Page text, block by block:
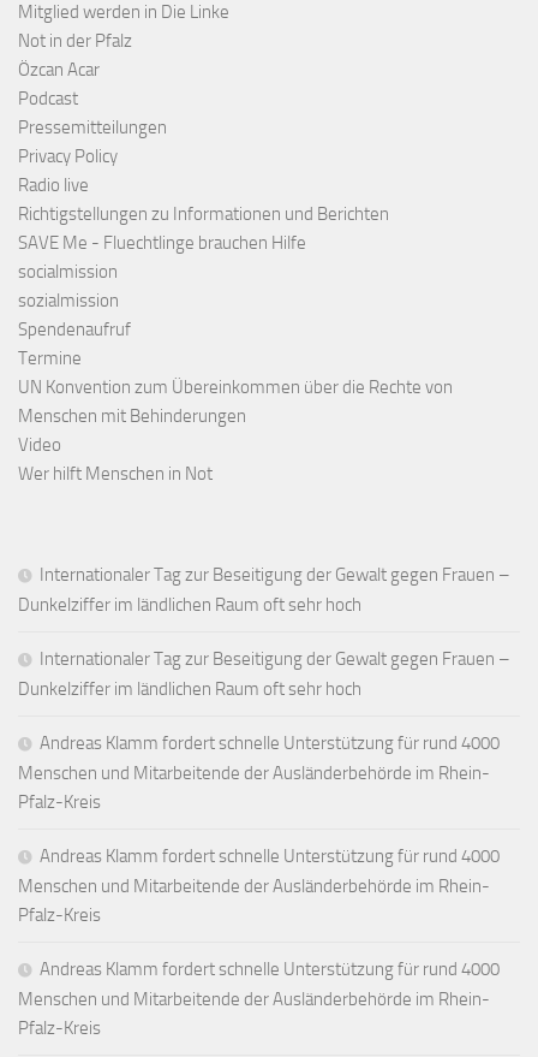
Mitglied werden in Die Linke
Not in der Pfalz
Özcan Acar
Podcast
Pressemitteilungen
Privacy Policy
Radio live
Richtigstellungen zu Informationen und Berichten
SAVE Me - Fluechtlinge brauchen Hilfe
socialmission
sozialmission
Spendenaufruf
Termine
UN Konvention zum Übereinkommen über die Rechte von
Menschen mit Behinderungen
Video
Wer hilft Menschen in Not
Internationaler Tag zur Beseitigung der Gewalt gegen Frauen –
Dunkelziffer im ländlichen Raum oft sehr hoch
Internationaler Tag zur Beseitigung der Gewalt gegen Frauen –
Dunkelziffer im ländlichen Raum oft sehr hoch
Andreas Klamm fordert schnelle Unterstützung für rund 4000
Menschen und Mitarbeitende der Ausländerbehörde im Rhein-
Pfalz-Kreis
Andreas Klamm fordert schnelle Unterstützung für rund 4000
Menschen und Mitarbeitende der Ausländerbehörde im Rhein-
Pfalz-Kreis
Andreas Klamm fordert schnelle Unterstützung für rund 4000
Menschen und Mitarbeitende der Ausländerbehörde im Rhein-
Pfalz-Kreis